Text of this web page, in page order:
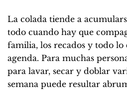
La colada tiende a
todo cuando hay que
familia, los recados y todo lo
agenda. Para muchas
para lavar, secar y doblar
semana puede resultar